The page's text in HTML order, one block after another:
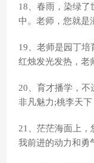
18、春雨，染绿了
中。老师，您就是
19、老师是园丁
红烛发光发热，老
20、育才播学，不
非凡魅力;桃李天
21、茫茫海面上
我前进的动力和勇